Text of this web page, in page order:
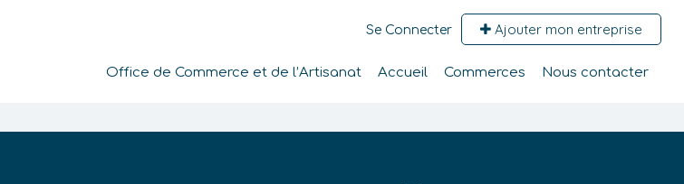
Se Connecter Ajouter mon entreprise
Office de Commerce et de l’Artisanat Accueil Commerces Nous contacter